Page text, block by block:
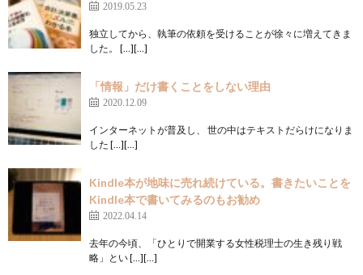
2019.05.23
独立してから、執筆の依頼を受けることが徐々に増えてきま
した。 […][…]
「情報」だけ書くことをしない理由
2020.12.09
インターネットが普及し、 世の中はテキストだらけになりま
した […][…]
Kindle本が地味に売れ続けている。書きたいことを
Kindle本で書いてみるのもお勧め
2022.04.14
去年の今頃、「ひとりで開業する女性税理士の生き残り戦
略」とい […][…]